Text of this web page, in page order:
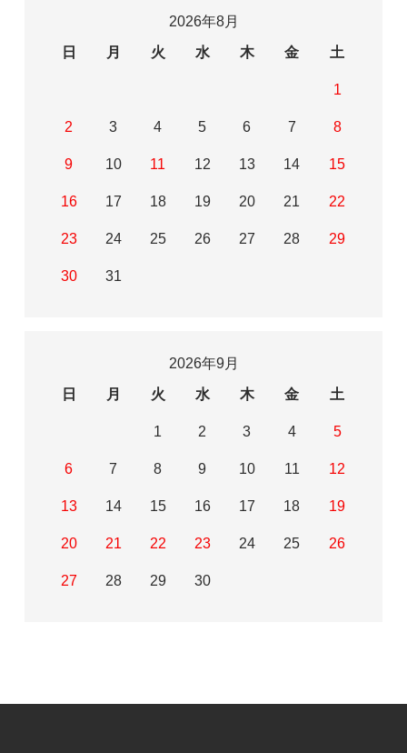
2026年8月
日
月 火 水 木 金 土
1
2 3 4 5 6 7 8
9 10 11 12 13 14 15
16 17 18 19 20 21 22
23 24 25 26 27 28 29
30 31
2026年9月
日
月 火 水 木 金 土
1 2 3 4 5
6 7 8 9 10 11 12
13 14 15 16 17 18 19
20 21 22 23 24 25 26
27 28 29 30